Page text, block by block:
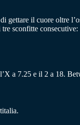
il cuore oltre
sconfitte
a 7.25 e il 2 a 18.